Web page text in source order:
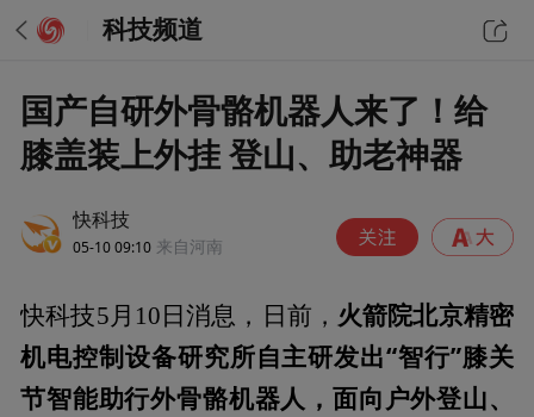
科技频道
国产自研外骨骼机器人来了！给
膝盖装上外挂 登山、助老神器
快科技
05-10 09:10 来自河南
快科技5月10日消息，日前， 火箭院北京精密
机电控制设备研究所自主研发出“智行”膝关
节智能助行外骨骼机器人，面向户外登山、